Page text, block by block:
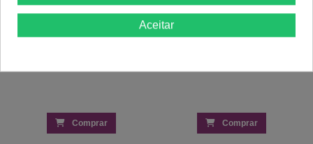
Comprar Comprar
Aceitar